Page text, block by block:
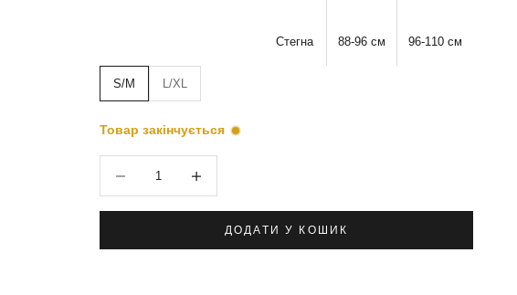
Стегна 88-96 см 96-110 см
S/M L/XL
Товар закінчується
ДОДАТИ У КОШИК